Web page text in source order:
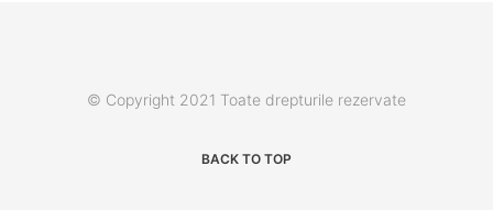
© Copyright 2021 Toate drepturile rezervate
BACK TO TOP